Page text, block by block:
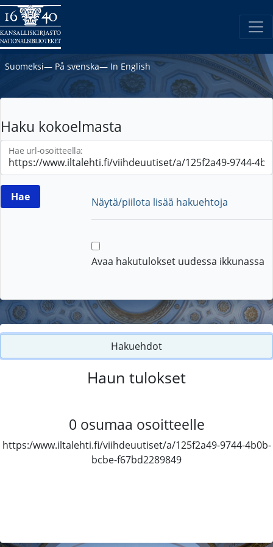
Suomeksi― På svenska― In English
Haku kokoelmasta
Hae url-osoitteella:
Näytä/piilota lisää hakuehtoja
Avaa hakutulokset uudessa ikkunassa
Hakuehdot
Haun tulokset
0 osumaa osoitteelle
https:/www.iltalehti.fi/viihdeuutiset/a/125f2a49-9744-4b0b-
bcbe-f67bd2289849